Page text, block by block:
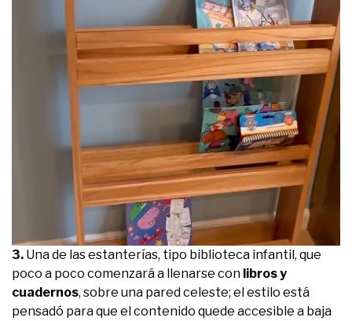
3. Una de las estanterías, tipo biblioteca infantil, que
poco a poco comenzará a llenarse con libros y
cuadernos, sobre una pared celeste; el estilo está
pensadó para que el contenido quede accesible a baja